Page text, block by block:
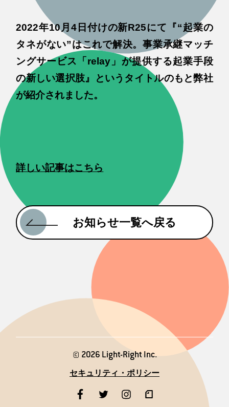
2022年10月4日付けの新R25にて『“起業の
タネがない”はこれで解決。事業承継マッチ
ングサービス「relay」が提供する起業手段
の新しい選択肢』というタイトルのもと弊社
が紹介されました。
詳しい記事はこちら
お知らせ一覧へ戻る
© 2026 Light-Right Inc.
セキュリティ・ポリシー